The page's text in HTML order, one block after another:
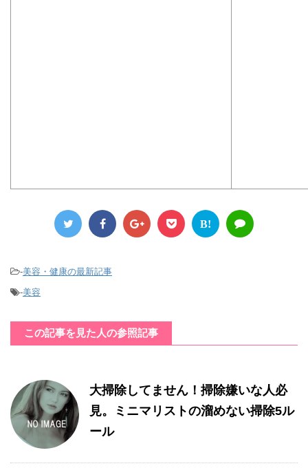
B!
-美容・健康の最新記事
-美容
この記事を見た人の参照記事
大掃除してません！掃除嫌いな人必
見。ミニマリストの溜めない掃除5ル
ール